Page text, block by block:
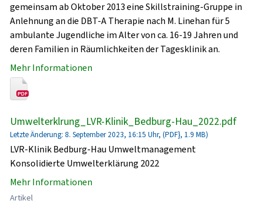
gemeinsam ab Oktober 2013 eine Skillstraining-Gruppe in
Anlehnung an die DBT-A Therapie nach M. Linehan für 5
ambulante Jugendliche im Alter von ca. 16-19 Jahren und
deren Familien in Räumlichkeiten der Tagesklinik an.
Mehr Informationen
Umwelterklrung_LVR-Klinik_Bedburg-Hau_2022.pdf
Letzte Änderung: 8. September 2023, 16:15 Uhr, (PDF}, 1.9 MB)
LVR-Klinik Bedburg-Hau Umweltmanagement
Konsolidierte Umwelterklärung 2022
Mehr Informationen
Artikel